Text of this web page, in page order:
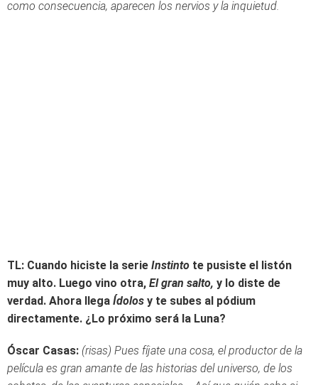
como consecuencia, aparecen los nervios y la inquietud.
TL: Cuando hiciste la serie Instinto te pusiste el listón
muy alto. Luego vino otra, El gran salto, y lo diste de
verdad. Ahora llega Ídolos y te subes al pódium
directamente. ¿Lo próximo será la Luna?
Óscar Casas: (risas) Pues fíjate una cosa, el productor de la
película es gran amante de las historias del universo, de los